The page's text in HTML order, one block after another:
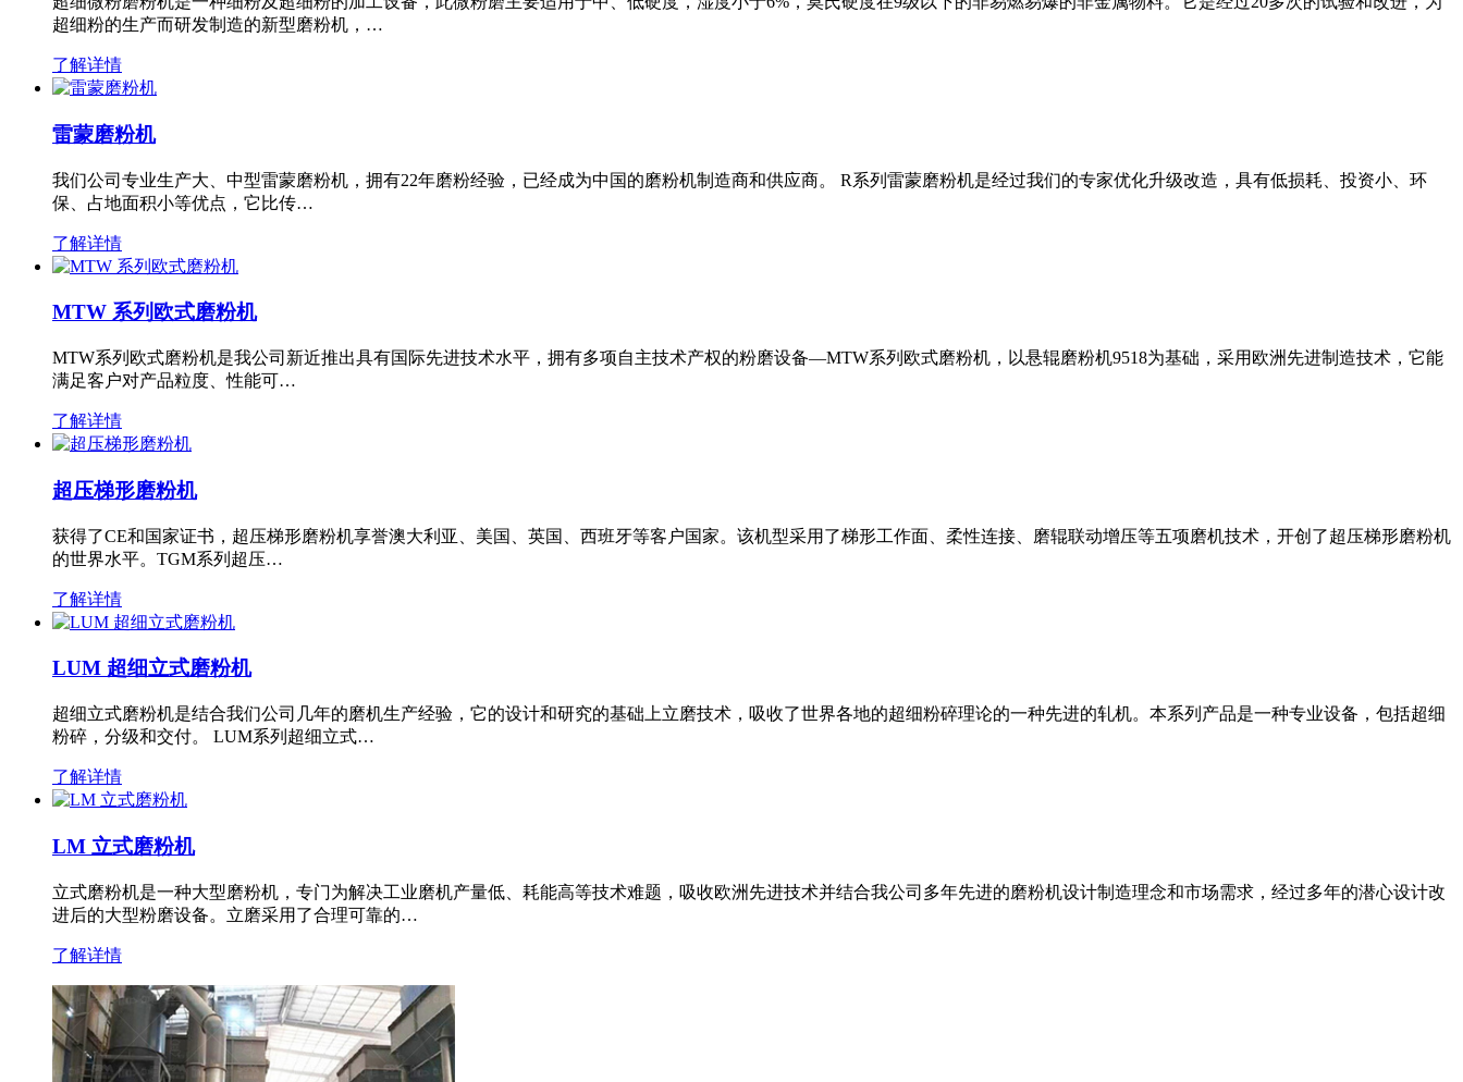
超细粉的生产而研发制造的新型磨粉机，…
了解详情
雷蒙磨粉机
我们公司专业生产大、中型雷蒙磨粉机，拥有22年磨粉经验，已经成为中国的磨粉机制造商和供应商。 R系列雷蒙磨粉机是经过我们的专家优化升级改造，具有低损耗、投资小、环
保、占地面积小等优点，它比传…
了解详情
MTW 系列欧式磨粉机
MTW系列欧式磨粉机是我公司新近推出具有国际先进技术水平，拥有多项自主技术产权的粉磨设备—MTW系列欧式磨粉机，以悬辊磨粉机9518为基础，采用欧洲先进制造技术，它能
满足客户对产品粒度、性能可…
了解详情
超压梯形磨粉机
获得了CE和国家证书，超压梯形磨粉机享誉澳大利亚、美国、英国、西班牙等客户国家。该机型采用了梯形工作面、柔性连接、磨辊联动增压等五项磨机技术，开创了超压梯形磨粉机
的世界水平。TGM系列超压…
了解详情
LUM 超细立式磨粉机
超细立式磨粉机是结合我们公司几年的磨机生产经验，它的设计和研究的基础上立磨技术，吸收了世界各地的超细粉碎理论的一种先进的轧机。本系列产品是一种专业设备，包括超细
粉碎，分级和交付。 LUM系列超细立式…
了解详情
LM 立式磨粉机
立式磨粉机是一种大型磨粉机，专门为解决工业磨机产量低、耗能高等技术难题，吸收欧洲先进技术并结合我公司多年先进的磨粉机设计制造理念和市场需求，经过多年的潜心设计改
进后的大型粉磨设备。立磨采用了合理可靠的…
了解详情